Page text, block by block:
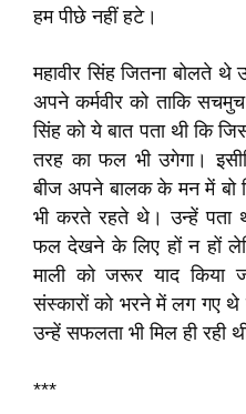
हम पीछे नहीं हटे।
महावीर सिंह जितना बोलते
अपने कर्मवीर को ताकि सचमुच
सिंह को ये बात पता थी कि
तरह का फल भी उगेगा।
बीज अपने बालक के मन में बो
भी करते रहते थे। उन्हें पता
फल देखने के लिए हों न हों
माली को जरूर याद किया
संस्कारों को भरने में लग गए
उन्हें सफलता भी मिल ही रही
***